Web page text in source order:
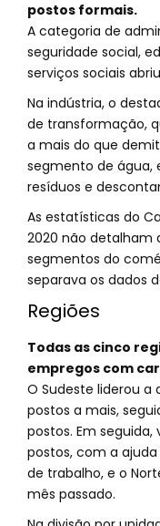
postos formais.
A categoria de
seguridade social,
serviços sociais abriu
Na indústria, o
de transformação,
a mais do que
segmento de água,
resíduos e
As estatísticas do
2020 não detalham
segmentos do
separava os dados
Regiões
Todas as cinco
empregos com
O Sudeste liderou a
postos a mais,
postos. Em
postos, com a ajuda
de trabalho, e o
mês passado.